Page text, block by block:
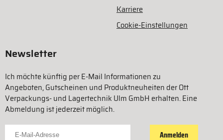
Karriere
Cookie-Einstellungen
Newsletter
Ich möchte künftig per E-Mail Informationen zu
Angeboten, Gutscheinen und Produktneuheiten der Ott
Verpackungs- und Lagertechnik Ulm GmbH erhalten. Eine
Abmeldung ist jederzeit möglich.
Für Newsletter anmelden
Anmelden